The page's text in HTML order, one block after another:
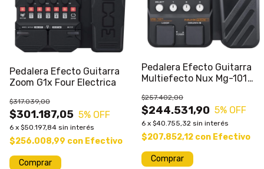
Pedalera Efecto Guitarra
Zoom G1x Four Electrica
$301.187,05
$317.039,00
5% OFF
6 x $50.197,84 sin interés
$256.008,99 con Efectivo
Comprar
Pedalera Efecto Guitarra
Multiefecto Nux Mg-101
Wah
$244.531,90
$257.402,00
5% OFF
6 x $40.755,32 sin interés
$207.852,12 con Efectivo